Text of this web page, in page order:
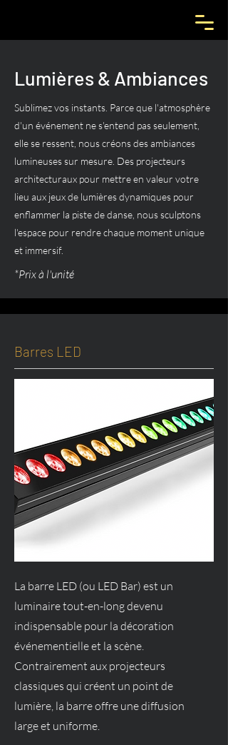
Lumières & Ambiances
Sublimez vos instants. Parce que l'atmosphère
d'un événement ne s'entend pas seulement,
elle se ressent, nous créons des ambiances
lumineuses sur mesure. Des projecteurs
architecturaux pour mettre en valeur votre
lieu aux jeux de lumières dynamiques pour
enflammer la piste de danse, nous sculptons
l'espace pour rendre chaque moment unique
et immersif.
*Prix à l'unité
Barres LED
La barre LED (ou LED Bar) est un
luminaire tout-en-long devenu
indispensable pour la décoration
événementielle et la scène.
Contrairement aux projecteurs
classiques qui créent un point de
lumière, la barre offre une diffusion
large et uniforme.